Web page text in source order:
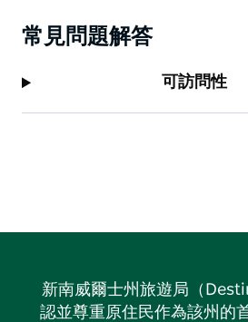
常見問題解答
可訪問性
新南威爾士州旅遊局（
認並尊重原住民作為該州的